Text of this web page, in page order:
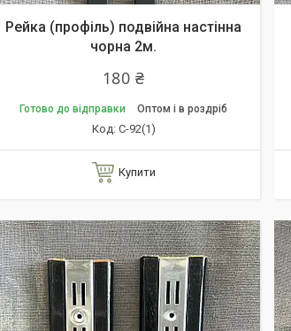
Рейка (профіль) подвійна настінна
чорна 2м.
180 ₴
Готово до відправки Оптом і в роздріб
С-92(1)
Купити